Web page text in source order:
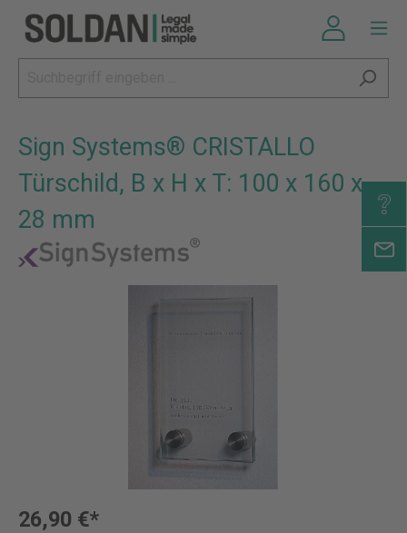
Sign Systems® CRISTALLO
Türschild, B x H x T: 100 x 160 x
28 mm
26,90 €*